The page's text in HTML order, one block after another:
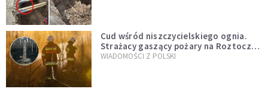
Cud wśród niszczycielskiego ognia.
Strażacy gaszący pożary na Roztoczu
opublikowali niezwykłe zdjęcie
WIADOMOŚCI Z POLSKI